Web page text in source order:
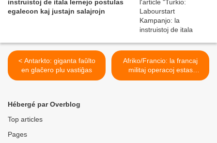
instruistoj de itala lernejo postulas
egalecon kaj justajn salajrojn
< Antarkto: giganta faŭlto
en glaĉero plu vastiĝas
Afriko/Francio: la francaj
militaj operacoj estas
kontraŭ-produktivaj en
Hébergé par Overblog
Top articles
Pages